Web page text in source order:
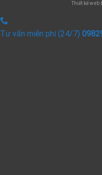
Thiết kế web
Tư vấn miễn phí (24/7)